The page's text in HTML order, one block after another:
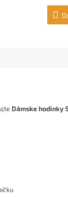
Dámske hodinky